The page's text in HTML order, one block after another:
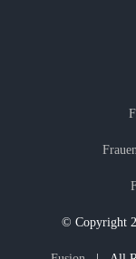
© Copyright